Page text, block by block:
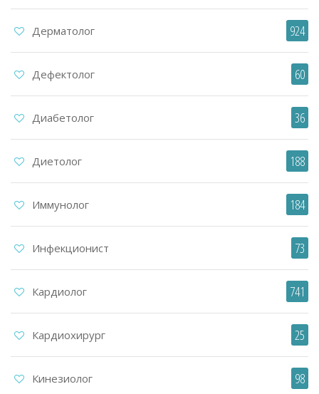
Дерматолог 924
Дефектолог 60
Диабетолог 36
Диетолог 188
Иммунолог 184
Инфекционист 73
Кардиолог 741
Кардиохирург 25
Кинезиолог 98